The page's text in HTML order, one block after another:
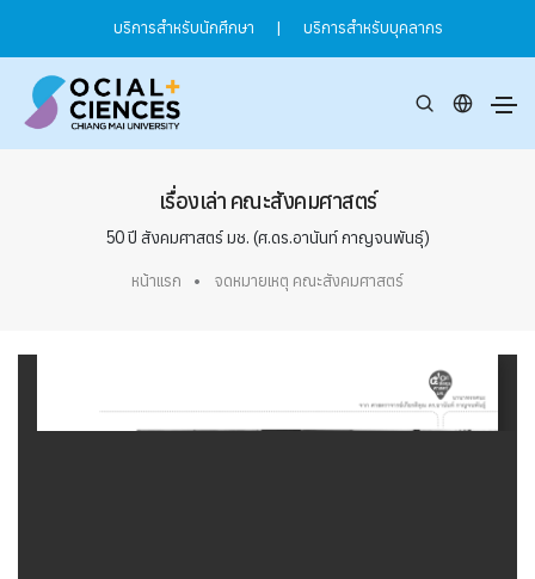
บริการสำหรับนักศึกษา | บริการสำหรับบุคลากร
เรื่องเล่า คณะสังคมศาสตร์
50 ปี สังคมศาสตร์ มช. (ศ.ดร.อานันท์ กาญจนพันธุ์)
หน้าแรก จดหมายเหตุ คณะสังคมศาสตร์